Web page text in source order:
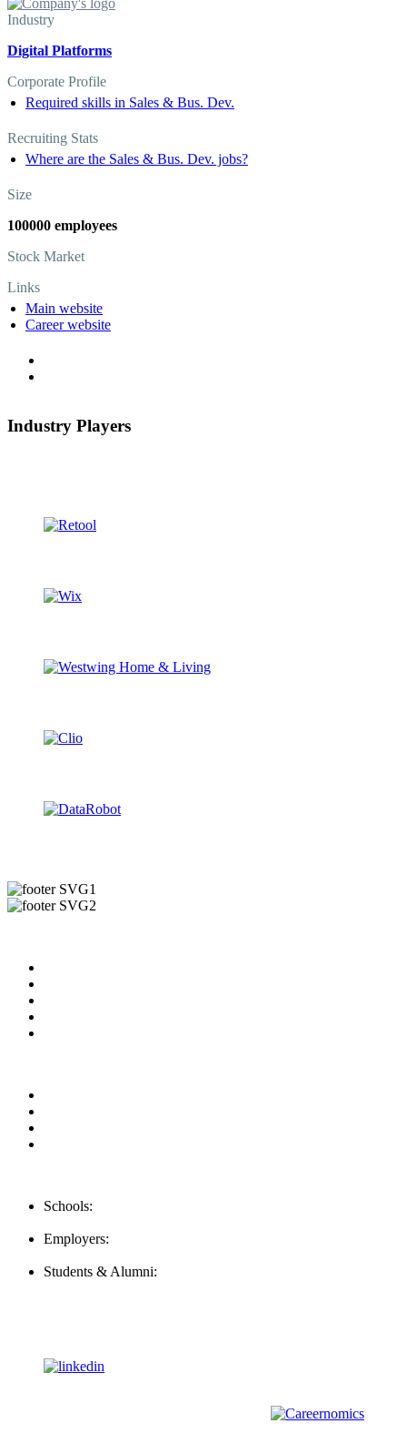
Industry
Digital Platforms
Corporate Profile
Required skills in Sales & Bus. Dev.
Recruiting Stats
Where are the Sales & Bus. Dev. jobs?
Size
100000 employees
Stock Market
Links
Main website
Career website
Industry Players
Schools:
Employers:
Students & Alumni: